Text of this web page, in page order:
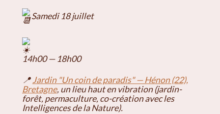
Samedi 18 juillet
14h00 — 18h00
📍Jardin "Un coin de paradis" — Hénon (22),
Bretagne, un lieu haut en vibration (jardin-
forêt, permaculture, co-création avec les
Intelligences de la Nature).